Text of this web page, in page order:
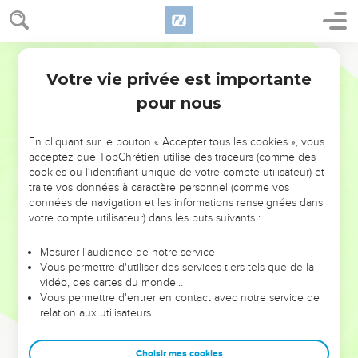
NE MANQUEZ PAS L’ÉVÉNEMENT
DE L’ANNÉE !
ET SI LEURS ERREURS POUVAIENT VOUS ÉVITER LES
VOTRES ?
leur foi ou leur vision. Mais on voit moins les doutes, les erreurs
et les saisons difficiles qu'ils ont traversés, alors même que ce
sont elles qui les ont façonnés.
Dans cette conférence, leaders, entrepreneurs, et responsables
clés pour avancer avec plus de sagesse afin que leurs erreurs
Votre vie privée est importante
pour nous
En cliquant sur le bouton « Accepter tous les cookies », vous
acceptez que TopChrétien utilise des traceurs (comme des
cookies ou l'identifiant unique de votre compte utilisateur) et
traite vos données à caractère personnel (comme vos
données de navigation et les informations renseignées dans
votre compte utilisateur) dans les buts suivants :
Mesurer l'audience de notre service
Vous permettre d'utiliser des services tiers tels que de la
vidéo, des cartes du monde…
Vous permettre d'entrer en contact avec notre service de
relation aux utilisateurs.
Choisir mes cookies